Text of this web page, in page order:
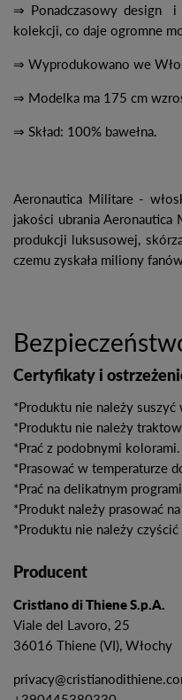
⇒ Ponadczasowy design i
kolekcji, co daje ogromne
⇒ Wyprodukowano we
⇒ Modelka ma 175 cm
⇒ Skład: 100% bawełna.
Aeronautica Militare -
jakości ubrania
produkcji luksusowej,
czemu zyskała miliony
Certyfikaty i
*Produktu nie należy suszyć
*Produktu nie należy
*Prać z podobnymi kolorami.
*Prasować w temperaturze
*Prać na delikatnym
*Produkt należy prasować
*Produktu nie należy czyścić
Producent
Cristiano di Thiene S.p.A.
Viale del Lavoro, 25
36016 Thiene (VI), Włochy